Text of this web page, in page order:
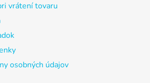
vrátení tovaru
osobných údajov